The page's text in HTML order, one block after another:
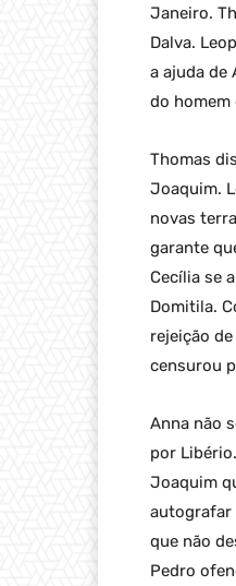
Janeiro.
Dalva.
a ajuda de
do homem
Thomas
Joaquim.
novas
garante
Cecília se
Domitila.
rejeição
censurou
Anna não
por
Joaquim
autografar
que não
Pedro